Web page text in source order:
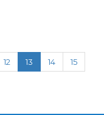
12 13 (current)
14
15